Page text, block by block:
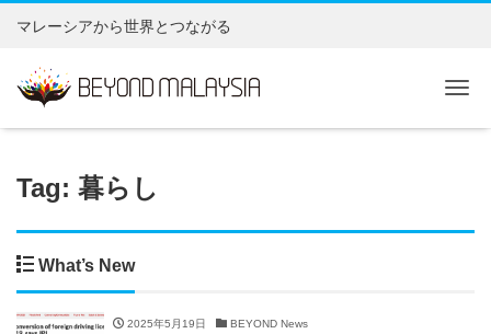
マレーシアから世界とつながる
Tag: 暮らし
What’s New
2025年5月19日 BEYOND News